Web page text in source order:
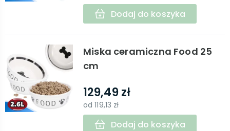
Dodaj do koszyka
Miska ceramiczna Food 25
cm
129,49 zł
od119,13 zł
Dodaj do koszyka